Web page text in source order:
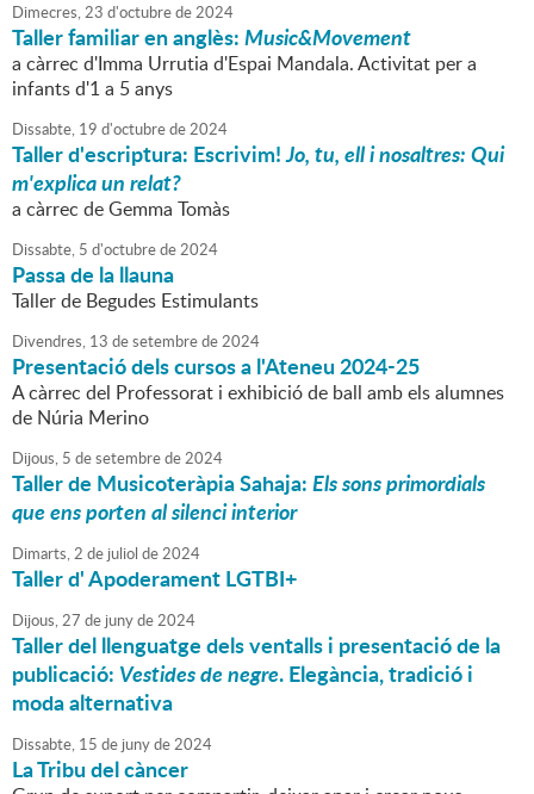
Dimecres,23 d'octubrede2024
Taller familiar en anglès:Music&Movement
a càrrec d'Imma Urrutia d'Espai Mandala. Activitat per a
infants d'1 a 5 anys
Dissabte, 19 d'octubrede2024
Taller d'escriptura: Escrivim!Jo, tu, ell i nosaltres: Qui
m'explica un relat?
a càrrec de Gemma Tomàs
Dissabte, 5 d'octubrede2024
Passa de la llauna
Taller de Begudes Estimulants
Divendres, 13 desetembrede2024
Presentació dels cursos a l'Ateneu 2024-25
A càrrec del Professorat i exhibició de ball amb els alumnes
de Núria Merino
Dijous, 5 desetembrede2024
Taller de Musicoteràpia Sahaja:Els sons primordials
que ens porten al silenci interior
Dimarts,2 de juliol de2024
Taller d' Apoderament LGTBI+
Dijous,27 de junyde2024
Taller del llenguatge dels ventalls i presentació de la
publicació: Vestides de negre. Elegància, tradició i
moda alternativa
Dissabte, 15 de junyde2024
La Tribu del càncer